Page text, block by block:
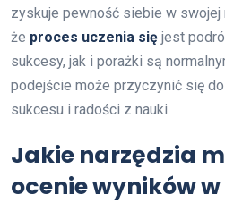
zyskuje pewność siebie w swojej
że proces uczenia się jest
sukcesy, jak i porażki są
podejście może przyczynić się
sukcesu i radości z nauki.
Jakie narzędzia
ocenie wyników